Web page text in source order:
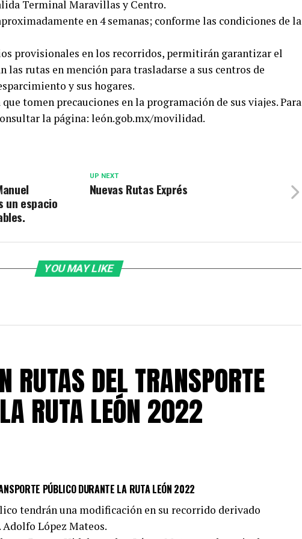
Terminal Maravillas y Centro.
en 4 semanas; conforme las condiciones de la
provisionales en los recorridos, permitirán garantizar el
las rutas en mención para trasladarse a sus centros de
y sus hogares.
tomen precauciones en la programación de sus viajes. Para
la página: león.gob.mx/movilidad.
UP NEXT
Nuevas Rutas Exprés
un espacio
YOU MAY LIKE
RUTAS DEL TRANSPORTE
RUTA LEÓN 2022
PÚBLICO DURANTE LA RUTA LEÓN 2022
tendrán una modificación en su recorrido derivado
López Mateos.